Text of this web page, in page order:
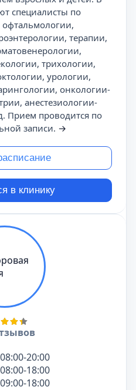
специалисты по
терапии,
трихологии,
урологии,
онкологии-
анестезиологии-
Прием проводится по
записи. →
в клинику
08:00-20:00
08:00-18:00
09:00-18:00